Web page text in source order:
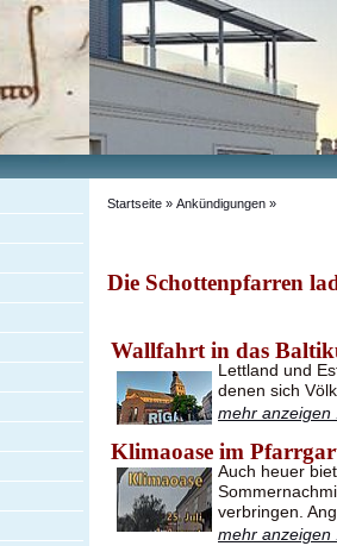
Startseite » Ankündigungen »
Die Schottenpfarren
Wallfahrt in das
Lettland und
denen sich
mehr anzeigen
Klimaoase im
Auch heuer
verbringen.
mehr anzeigen